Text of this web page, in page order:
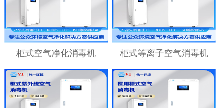
柜式空气净化消毒机 柜式等离子空气消毒机